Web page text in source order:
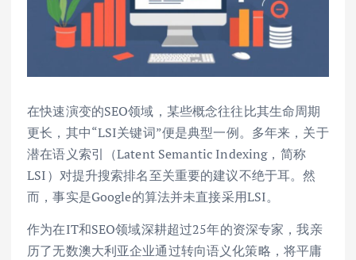
在快速演变的SEO领域，某些概念往往比其生命周期
更长，其中“LSI关键词”便是典型一例。多年来，关于
潜在语义索引（Latent Semantic Indexing，简称
LSI）对提升搜索排名至关重要的建议不绝于耳。然
而，事实是Google的算法并未直接采用LSI。
作为在IT和SEO领域深耕超过25年的资深专家，我亲
历了无数澳大利亚企业通过转向语义化策略，将平庸